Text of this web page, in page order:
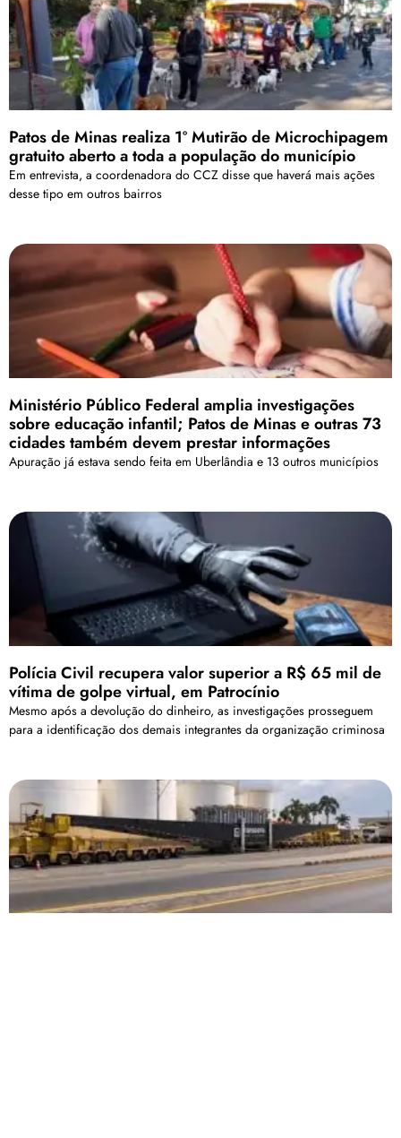
Patos de Minas realiza 1º Mutirão de Microchipagem
gratuito aberto a toda a população do município
Em entrevista, a coordenadora do CCZ disse que haverá mais ações
desse tipo em outros bairros
Ministério Público Federal amplia investigações
sobre educação infantil; Patos de Minas e outras 73
cidades também devem prestar informações
Apuração já estava sendo feita em Uberlândia e 13 outros municípios
Polícia Civil recupera valor superior a R$ 65 mil de
vítima de golpe virtual, em Patrocínio
Mesmo após a devolução do dinheiro, as investigações prosseguem
para a identificação dos demais integrantes da organização criminosa